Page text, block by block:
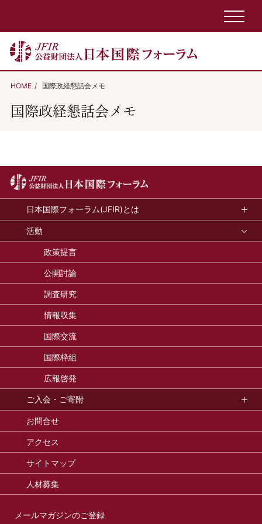
HOME 国際政経懇話会メモ
国際政経懇話会メモ
日本国際フォーラム(JFIR)とは
活動
政策提言
公開討論
調査研究
情報収集
国際交流
国際枠組
広報啓発
ご入会・ご寄附
お問合せ
アクセス
サイトマップ
人材募集
メールマガジンのご登録